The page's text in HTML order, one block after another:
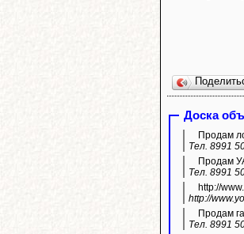
Доска
Продам
Тел. 8991
Продам
Тел. 8991
http://
http://
Продам
Тел. 8991